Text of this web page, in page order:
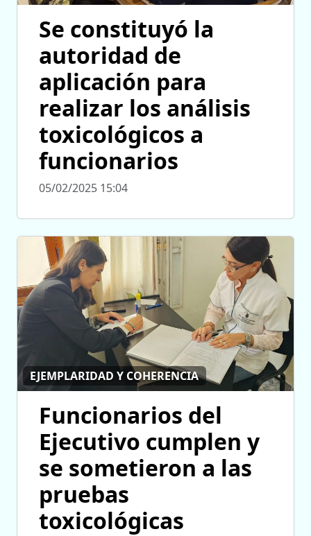
Se constituyó la
autoridad de
aplicación para
realizar los análisis
toxicológicos a
funcionarios
05/02/2025 15:04
EJEMPLARIDAD Y COHERENCIA
Funcionarios del
Ejecutivo cumplen y
se sometieron a las
pruebas
toxicológicas